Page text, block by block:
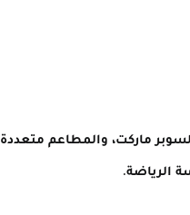
ماركت، والمطاعم متعددة
الرياضة.